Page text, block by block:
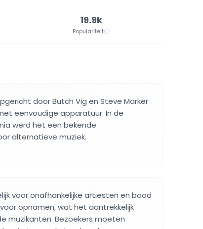
19.9k
Populariteit
door Butch Vig en Steve Marker
eenvoudige apparatuur. In de
werd het een bekende
alternatieve muziek.
voor onafhankelijke artiesten en bood
opnamen, wat het aantrekkelijk
muzikanten. Bezoekers moeten